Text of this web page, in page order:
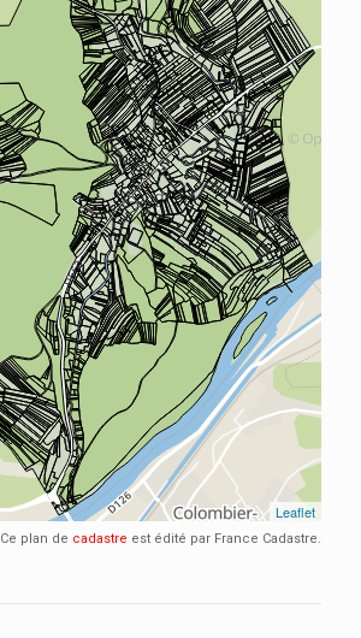
Ce plan de cadastre est édité par France Cadastre.